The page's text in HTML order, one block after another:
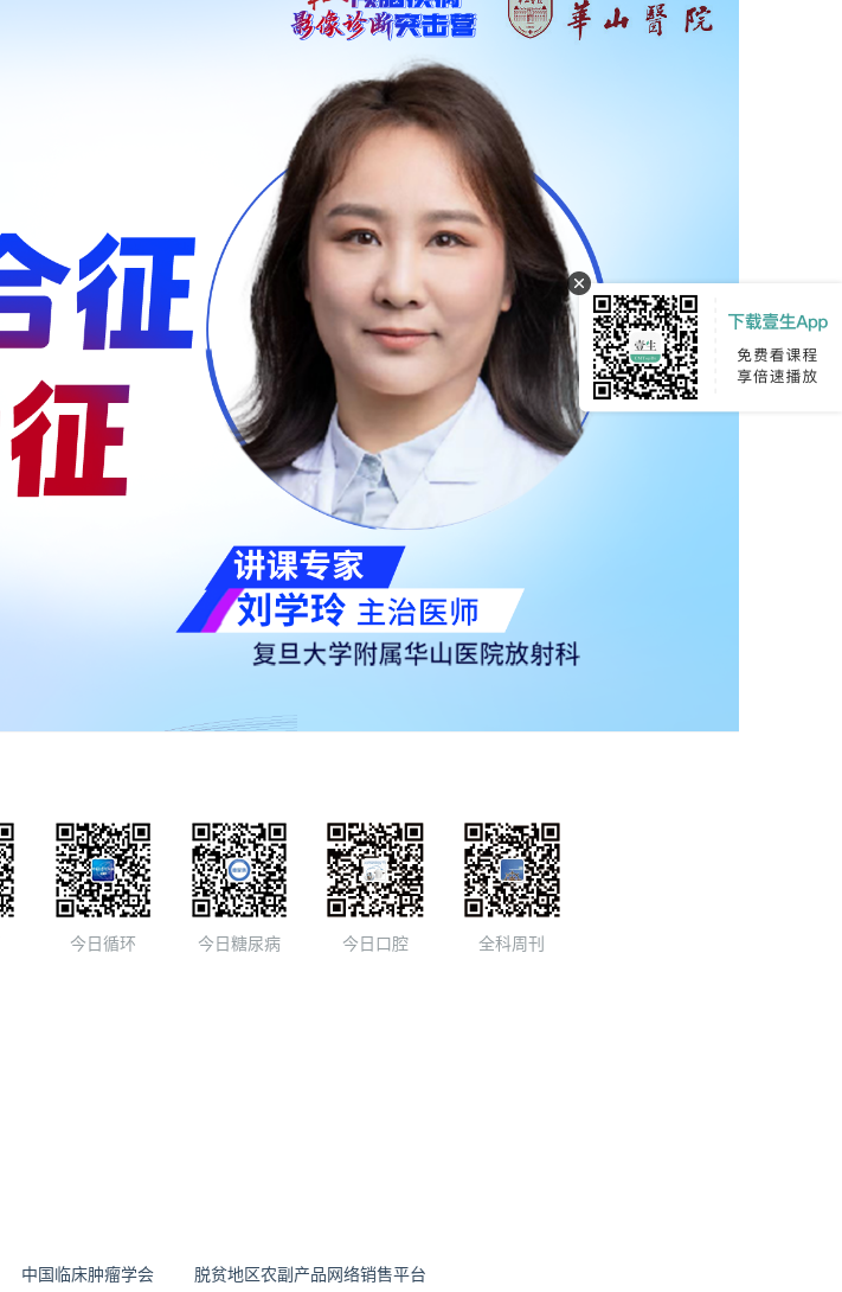
今日循环 今日糖尿病 今日口腔 全科周刊
中国临床肿瘤学会 脱贫地区农副产品网络销售平台